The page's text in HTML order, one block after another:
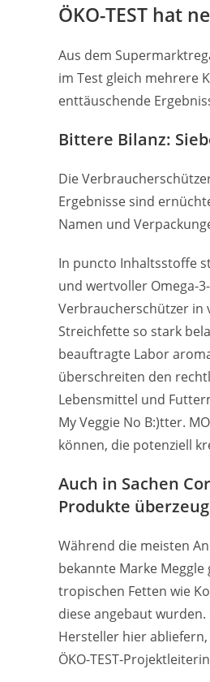
ÖKO-TEST hat
Aus dem
im Test gleich mehrere
enttäuschende
Bittere Bilanz:
Die
Ergebnisse sind
Namen und
In puncto Inhaltsstoffe
und wertvoller Omega-
Verbraucherschützer in
Streichfette so stark
beauftragte Labor
überschreiten den
Lebensmittel und
My Veggie No B:)tter.
können, die potenziell
Auch in Sachen
Produkte
Während die meisten
bekannte Marke
tropischen Fetten wie
diese angebaut
Hersteller hier
ÖKO-TEST-